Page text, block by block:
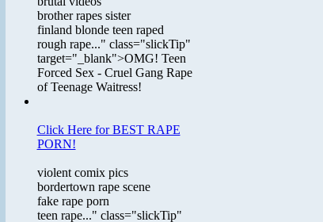
brother rapes sister
finland blonde teen raped
rough rape..." class="slickTip"
target="_blank">OMG! Teen
Forced Sex - Cruel Gang Rape
of Teenage Waitress!
Click Here for BEST RAPE
PORN!
violent comix pics
bordertown rape scene
fake rape porn
teen rape..." class="slickTip"